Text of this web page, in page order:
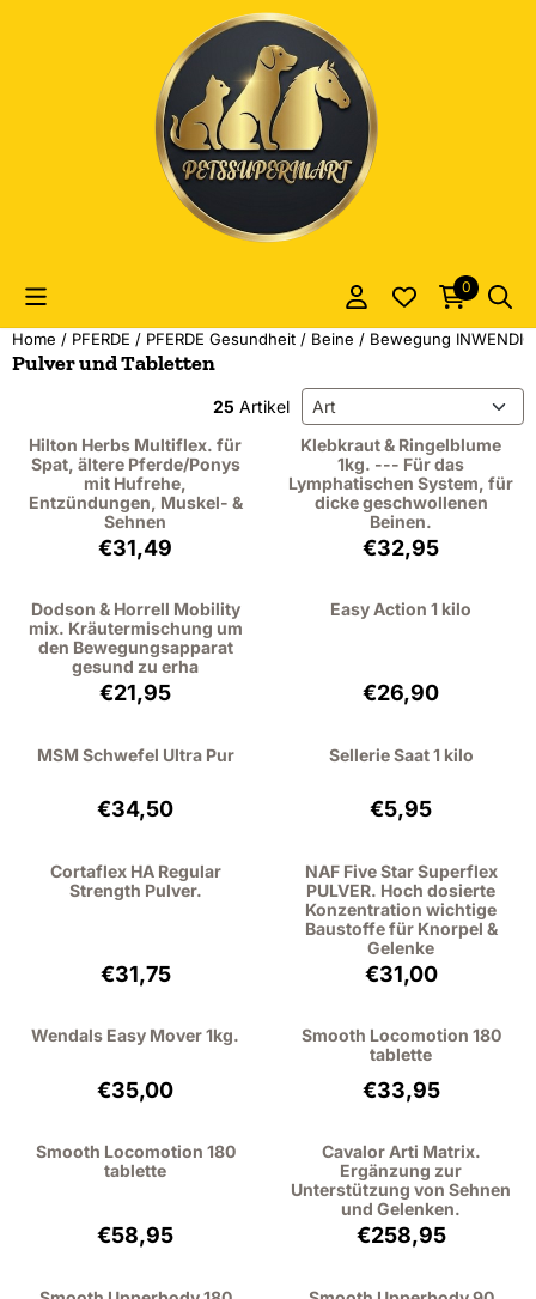
Cookie-Einstellungen sind derzeit geschlossen.
0
Home / PFERDE / PFERDE Gesundheit / Beine / Bewegung INWENDIG
Pulver und Tabletten
25 Artikel Sortiermethode
Hilton Herbs Multiflex. für
Spat, ältere Pferde/Ponys
mit Hufrehe,
Entzündungen, Muskel- &
Sehnen
Preis: 31,49, ohne MwSt.: 28,89
€31,49
Klebkraut & Ringelblume
1kg. --- Für das
Lymphatischen System, für
dicke geschwollenen
Beinen.
Preis: 32,95,
€32,95
Dodson & Horrell Mobility
mix. Kräutermischung um
den Bewegungsapparat
gesund zu erha
Preis: 21,95, ohne MwSt.: 20,14
€21,95
Easy Action 1 kilo
Preis: 26,90,
€26,90
MSM Schwefel Ultra Pur
Preis: 34,50, ohne MwSt.: 31,65
€34,50
Sellerie Saat 1 kilo
Preis: 5,95,
€5,95
Cortaflex HA Regular
Strength Pulver.
Preis: 31,75, ohne MwSt.: 29,13
€31,75
NAF Five Star Superflex
PULVER. Hoch dosierte
Konzentration wichtige
Baustoffe für Knorpel &
Gelenke
Preis: 31,00,
€31,00
Wendals Easy Mover 1kg.
Preis: 35,00, ohne MwSt.: 32,11
€35,00
Smooth Locomotion 180
tablette
Preis: 33,95,
€33,95
Smooth Locomotion 180
tablette
Preis: 58,95, ohne MwSt.: 54,08
€58,95
Cavalor Arti Matrix.
Ergänzung zur
Unterstützung von Sehnen
und Gelenken.
Preis: 258,95,
€258,95